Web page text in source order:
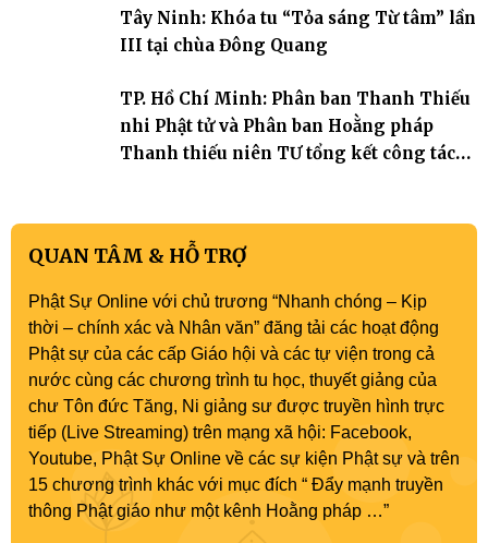
Tây Ninh: Khóa tu “Tỏa sáng Từ tâm” lần
III tại chùa Đông Quang
TP. Hồ Chí Minh: Phân ban Thanh Thiếu
nhi Phật tử và Phân ban Hoằng pháp
Thanh thiếu niên TƯ tổng kết công tác
QUAN TÂM & HỖ TRỢ
Phật Sự Online với chủ trương “Nhanh chóng – Kịp
thời – chính xác và Nhân văn” đăng tải các hoạt động
Phật sự của các cấp Giáo hội và các tự viện trong cả
nước cùng các chương trình tu học, thuyết giảng của
chư Tôn đức Tăng, Ni giảng sư được truyền hình trực
tiếp (Live Streaming) trên mạng xã hội: Facebook,
Youtube, Phật Sự Online về các sự kiện Phật sự và trên
15 chương trình khác với mục đích “ Đẩy mạnh truyền
thông Phật giáo như một kênh Hoằng pháp …”